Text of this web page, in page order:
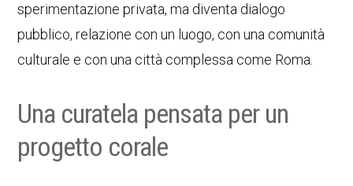
sperimentazione privata, ma diventa dialogo
pubblico, relazione con un luogo, con una comunità
culturale e con una città complessa come Roma.
Una curatela pensata per un
progetto corale